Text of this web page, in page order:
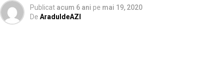
Publicat acum 6 ani pe mai 19, 2020
De AraduldeAZI